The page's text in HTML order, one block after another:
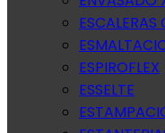
ESCALERAS
ESPIROFLEX
ESSELTE